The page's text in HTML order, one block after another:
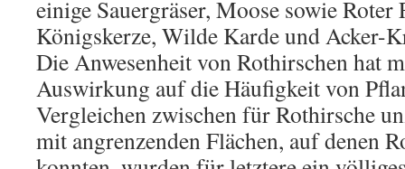
einige Sauergräser, Moose sowie Roter
Königskerze, Wilde Karde und Acker-
Die Anwesenheit von Rothirschen hat
Auswirkung auf die Häufigkeit von
Vergleichen zwischen für Rothirsche
mit angrenzenden Flächen, auf denen